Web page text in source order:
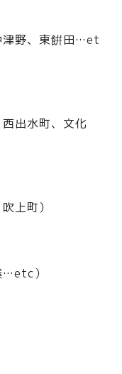
津野、東餠田…et
出水町、文化
上町）
…etc）